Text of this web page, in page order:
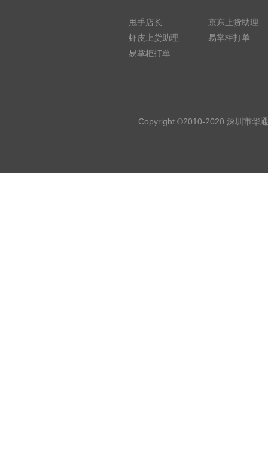
甩手店长
虾皮上货助理
易掌柜打单
京东上货助理
易掌柜打单
Copyright ©2010-2020 深圳市华